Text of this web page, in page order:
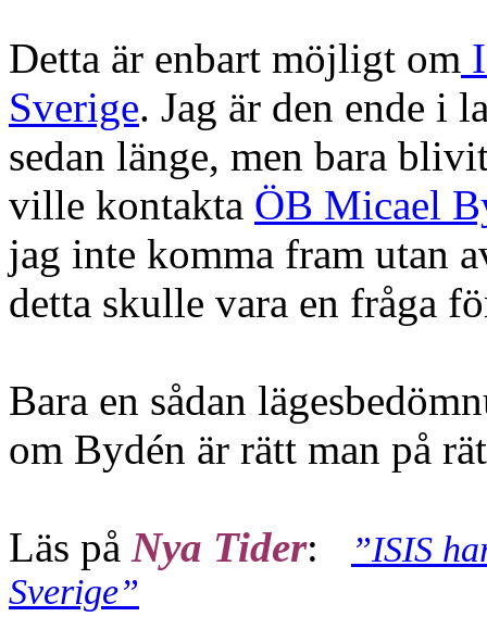
Detta är enbart möjligt om
Sverige. Jag är den ende i
sedan länge, men bara
ville kontakta ÖB Micael
jag inte komma fram utan
detta skulle vara en fråga
Bara en sådan
om Bydén är rätt man på
Läs på Nya Tider:
”ISIS
Sverige”